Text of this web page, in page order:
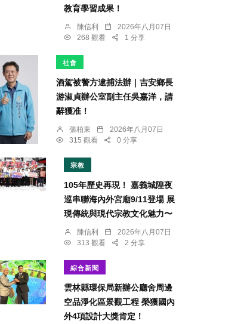
教育學習成果！
陳信利
2026年八月07日
268 觀看
1 分享
社會
酒駕被警方逮捕法辦｜吉安鄉長
游淑貞辦公室副主任吳嘉洋，請
辭獲准！
張柏東
2026年八月07日
315 觀看
0 分享
宗教
105年歷史再現！ 嘉義城隍夜
巡串聯海內外宮廟9/11登場 展
現傳統與現代宗教文化魅力〜
陳信利
2026年八月07日
313 觀看
2 分享
綜合新聞
雲林縣環保局新辦公廳舍周邊
空品淨化區景觀工程 榮獲國內
外4項設計大獎肯定！